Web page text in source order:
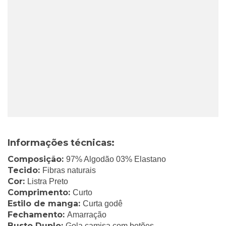
Informações técnicas:
Composição: 97% Algodão 03% Elastano
Tecido: Fibras naturais
Cor: Listra Preto
Comprimento: Curto
Estilo de manga: Curta godê
Fechamento: Amarração